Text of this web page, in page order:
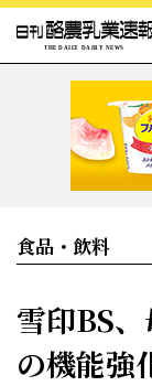
食品・飲料
雪印BS
の機能強